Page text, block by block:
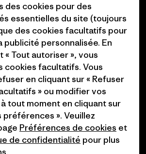
Carrières
Presse et media
Industry program
Programme d’affiliation
Patagonia France Plan du site
All Rights Reserved.
des cookies pour des
essentielles du site (toujours
des cookies facultatifs pour
publicité personnalisée. En
« Tout autoriser », vous
cookies facultatifs. Vous
en cliquant sur « Refuser
» ou modifier vos
tout moment en cliquant sur
préférences ». Veuillez
Préférences de cookies et
de confidentialité pour plus